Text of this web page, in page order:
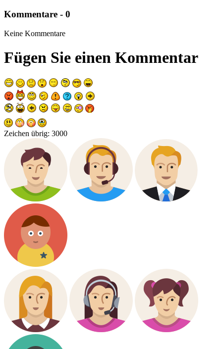
Kommentare - 0
Keine Kommentare
Fügen Sie einen Kommentar
Zeichen übrig: 3000